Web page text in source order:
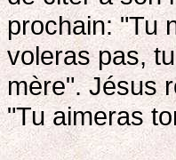
prochain: "Tu
voleras pas,
mère". Jésus
"Tu aimeras